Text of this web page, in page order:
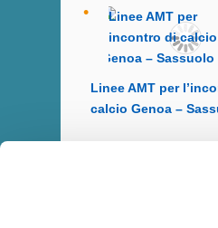
Linee AMT per
calcio Genoa –